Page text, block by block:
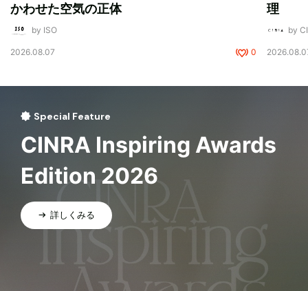
かわせた空気の正体
by ISO
2026.08.07 0
理
by
Special Feature
CINRA Inspiring Awards
Edition 2026
詳しくみる